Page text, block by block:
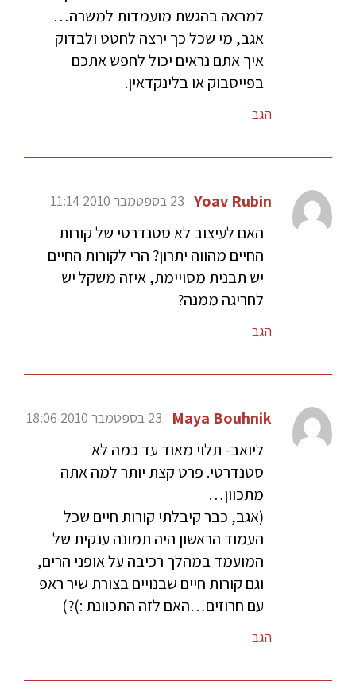
למראה בהגשת מועמדות למשרה…
אגב, מי שכל כך ירצה לחטט ולבדוק
איך אתם נראים יכול לחפש אתכם
בפייסבוק או בלינקדאין.
הגב
Yoav Rubin 23 בספטמבר 2010 11:14
האם לעיצוב לא סטנדרטי של קורות
החיים מהווה יתרון? הרי לקורות החיים
יש תבנית מסויימת, איזה משקל יש
לחריגה ממנה?
הגב
Maya Bouhnik 23 בספטמבר 2010 18:06
ליואב- תלוי מאוד עד כמה לא
סטנדרטי. פרט קצת יותר למה אתה
מתכוון…
(אגב, כבר קיבלתי קורות חיים שכל
העמוד הראשון היה תמונה ענקית של
המועמד במהלך רכיבה על אופני הרים,
וגם קורות חיים שבנויים בצורת שיר ראפ
עם חרוזים…האם לזה התכוונת :)?)
הגב